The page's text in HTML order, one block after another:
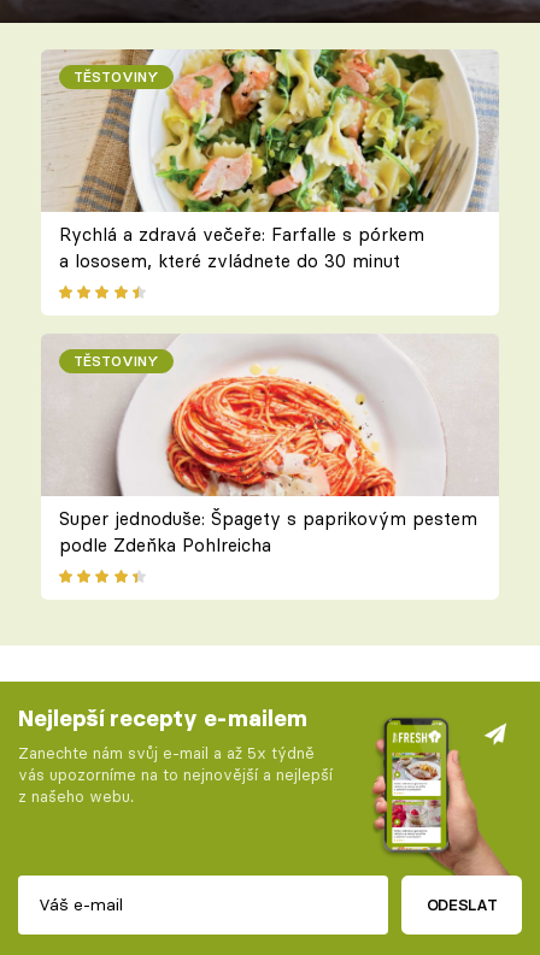
TĚSTOVINY
Rychlá a zdravá večeře: Farfalle s pórkem
a lososem, které zvládnete do 30 minut
TĚSTOVINY
Super jednoduše: Špagety s paprikovým pestem
podle Zdeňka Pohlreicha
Nejlepší recepty e-mailem
Zanechte nám svůj e-mail a až 5x týdně
vás upozorníme na to nejnovější a nejlepší
z našeho webu.
ODESLAT